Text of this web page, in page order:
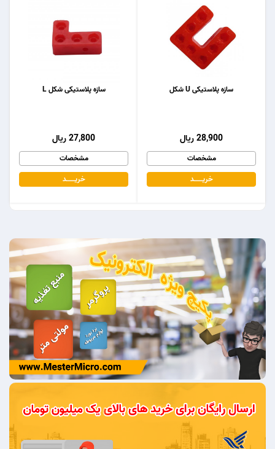
سازه پلاستیکی شکل L
27,800 ریال
مشخصات
خریـــــــد
سازه پلاستیکی U شکل
28,900 ریال
مشخصات
خریـــــــد